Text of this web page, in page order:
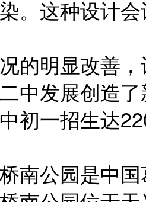
。这种设计
明显改善，
中发展创造
初一招生达
公园是中国